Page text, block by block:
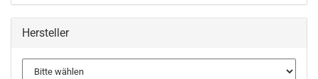
Hersteller